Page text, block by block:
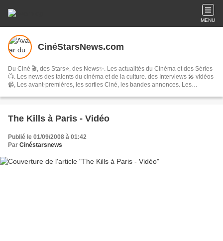
MENU
CinéStarsNews.com
Du Ciné 🎬, des Stars⭐, des News✨. Les actualités du Cinéma et des Séries
📺. Les news des talents du cinéma et de la culture. des Interviews 🎤 vidéos
📹, Les avant-premières, les sorties Ciné, les bandes annonces. Les
The Kills à Paris - Vidéo
Publié le 01/09/2008 à 01:42
Par Cinéstarsnews